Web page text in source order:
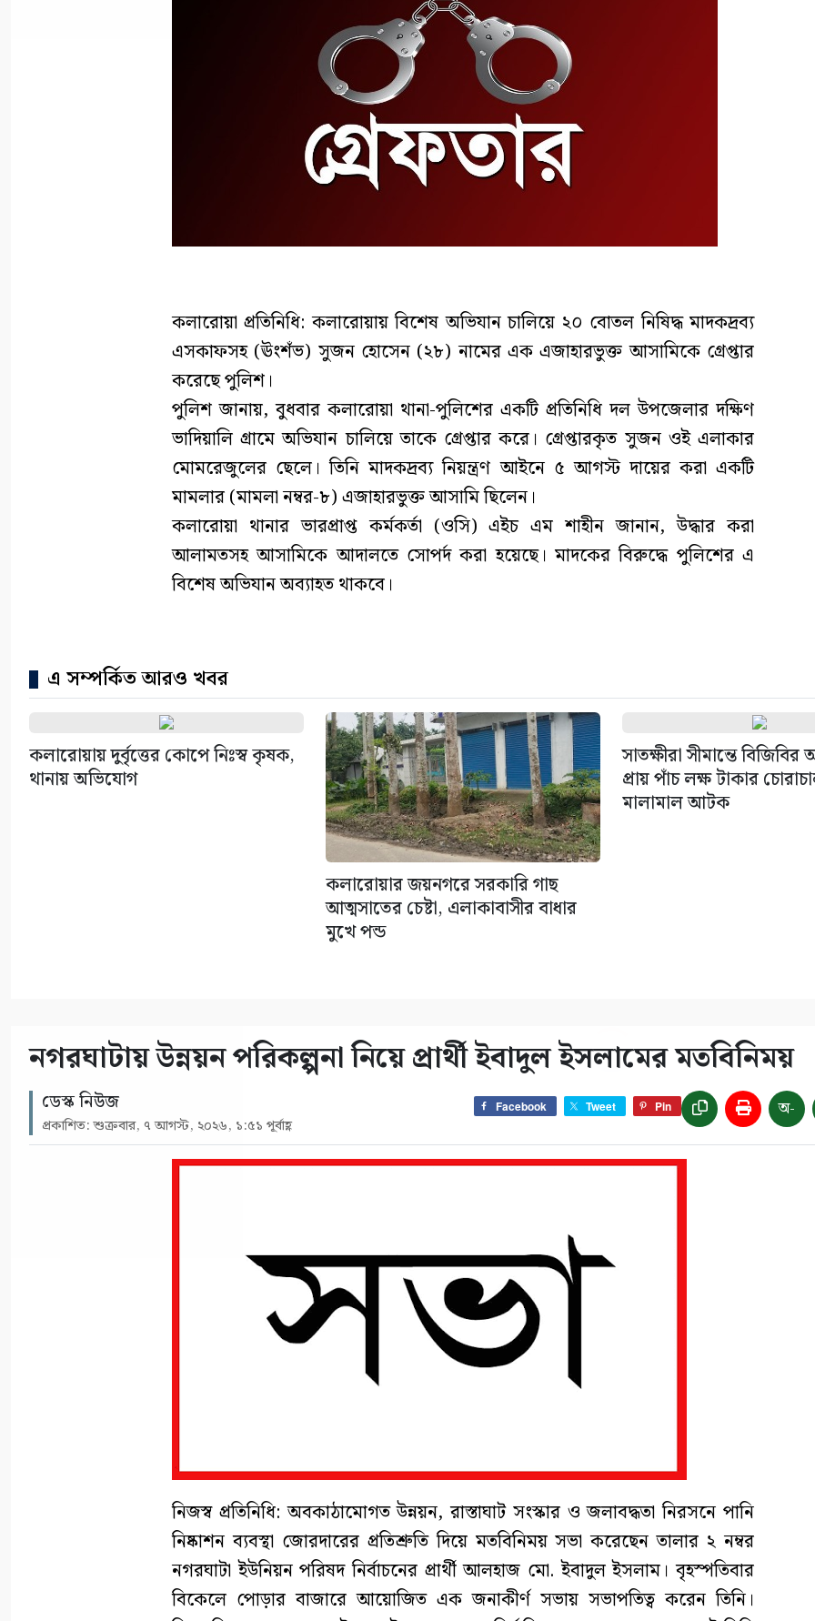
কলারোয়া প্রতিনিধি: কলারোয়ায় বিশেষ অভিযান চালিয়ে ২০ বোতল নিষিদ্ধ মাদকদ্রব্য
এসকাফসহ (ঊংশঁভ) সুজন হোসেন (২৮) নামের এক এজাহারভুক্ত আসামিকে গ্রেপ্তার
করেছে পুলিশ।
পুলিশ জানায়, বুধবার কলারোয়া থানা-পুলিশের একটি প্রতিনিধি দল উপজেলার দক্ষিণ
ভাদিয়ালি গ্রামে অভিযান চালিয়ে তাকে গ্রেপ্তার করে। গ্রেপ্তারকৃত সুজন ওই এলাকার
মোমরেজুলের ছেলে। তিনি মাদকদ্রব্য নিয়ন্ত্রণ আইনে ৫ আগস্ট দায়ের করা একটি
মামলার (মামলা নম্বর-৮) এজাহারভুক্ত আসামি ছিলেন।
কলারোয়া থানার ভারপ্রাপ্ত কর্মকর্তা (ওসি) এইচ এম শাহীন জানান, উদ্ধার করা
আলামতসহ আসামিকে আদালতে সোপর্দ করা হয়েছে। মাদকের বিরুদ্ধে পুলিশের এ
বিশেষ অভিযান অব্যাহত থাকবে।
এ সম্পর্কিত আরও খবর
কলারোয়ায় দুর্বৃত্তের কোপে নিঃস্ব কৃষক,
থানায় অভিযোগ
কলারোয়ার জয়নগরে সরকারি গাছ
আত্মসাতের চেষ্টা, এলাকাবাসীর বাধার
মুখে পন্ড
সাতক্ষীরা সীমান্তে বিজিবির
প্রায় পাঁচ লক্ষ টাকার
মালামাল আটক
নগরঘাটায় উন্নয়ন পরিকল্পনা নিয়ে প্রার্থী ইবাদুল ইসলামের মতবিনিময়
ডেস্ক নিউজ
প্রকাশিত: শুক্রবার, ৭ আগস্ট, ২০২৬, ১:৫১ পূর্বাহ্ণ
Facebook Tweet Pin অ-
নিজস্ব প্রতিনিধি: অবকাঠামোগত উন্নয়ন, রাস্তাঘাট সংস্কার ও জলাবদ্ধতা নিরসনে পানি
নিষ্কাশন ব্যবস্থা জোরদারের প্রতিশ্রুতি দিয়ে মতবিনিময় সভা করেছেন তালার ২ নম্বর
নগরঘাটা ইউনিয়ন পরিষদ নির্বাচনের প্রার্থী আলহাজ মো. ইবাদুল ইসলাম। বৃহস্পতিবার
বিকেলে পোড়ার বাজারে আয়োজিত এক জনাকীর্ণ সভায় সভাপতিত্ব করেন তিনি।